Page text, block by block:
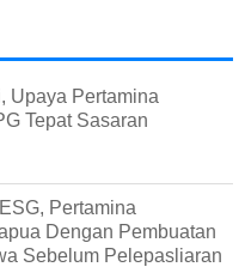
Upaya Pertamina
Tepat Sasaran
Pertamina
Dengan Pembuatan
Sebelum Pelepasliaran